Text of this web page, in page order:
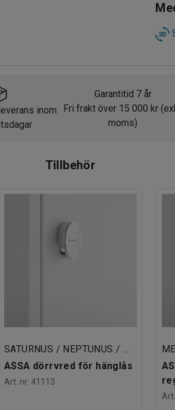
inom
Garantitid 7 år
Fri frakt över 15 000 kr
moms)
Tillbehör
ASSA dörrvred för hänglås
Art. nr: 41113